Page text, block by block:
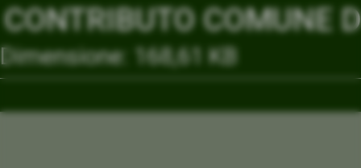
CONTRIBUTO COMUNE
Dimensione: 168,61 KB